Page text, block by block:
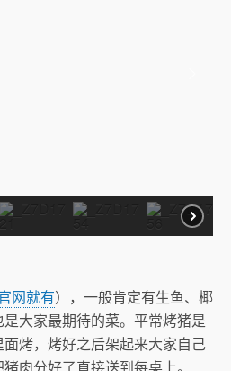
网就有），一般肯定有生鱼、椰
大家最期待的菜。平常烤猪是
烤，烤好之后架起来大家自己